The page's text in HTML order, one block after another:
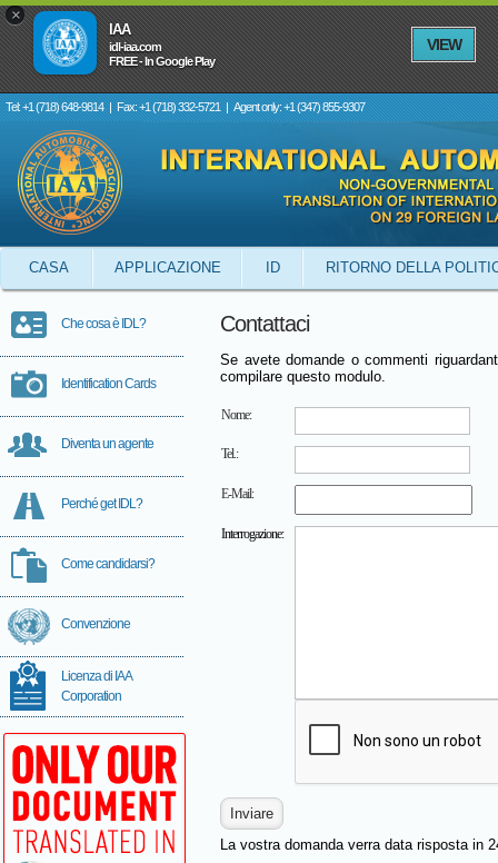
×
IAA
idl-iaa.com
FREE - In Google Play
VIEW
Tel: +1 (718) 648-9814 | Fax: +1 (718) 332-5721 | Agent only: +1 (347) 855-9307
CASA APPLICAZIONE ID RITORNO DELLA
Che cosa è IDL?
Identification Cards
Diventa un agente
Perché get IDL?
Come candidarsi?
Convenzione
Licenza di IAA
Corporation
Contattaci
Se avete domande o commenti
compilare questo modulo.
Nome:
Tel.:
E-Mail:
Interrogazione:
La vostra domanda verrа data risposta in